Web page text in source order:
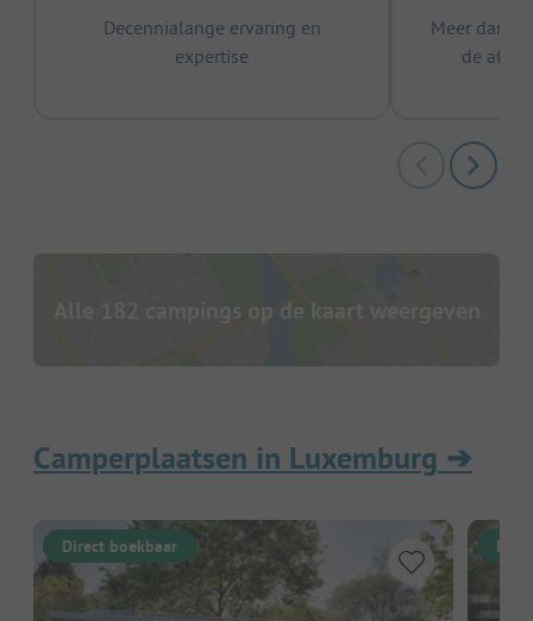
Decennialange ervaring en
expertise
Meer dan
de
Alle 182 campings op de kaart weergeven
Camperplaatsen in Luxemburg ➔
Direct boekbaar